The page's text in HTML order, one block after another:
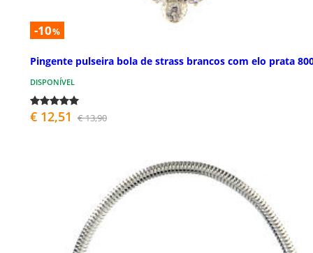
-10%
Pingente pulseira bola de strass brancos com elo prata
DISPONÍVEL
€ 12,51 € 13,90